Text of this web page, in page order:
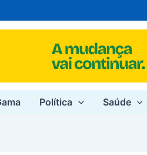
Política Saúde